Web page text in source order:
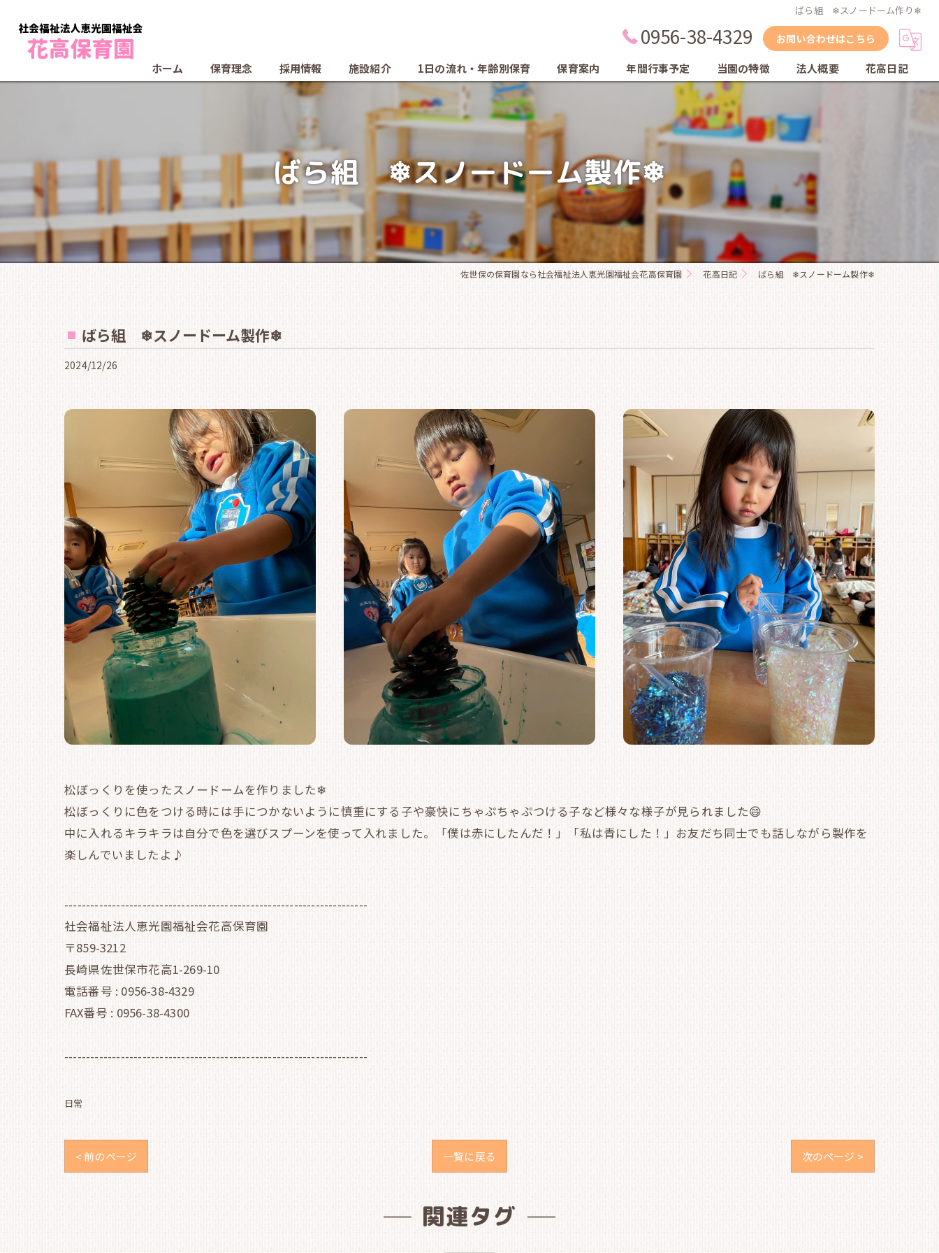
ばら組 ❄スノードーム作り❄
0956-38-4329 お問い合わせはこちら
ホーム 保育理念 採用情報 施設紹介 1日の流れ・年齢別保育 保育案内 年間行事予定 当園の特徴
縦割り保育
体育教室
英会話教室
乾布摩擦
法人概要 花高日記
ばら組 ❄スノードーム製作❄
佐世保の保育園なら社会福祉法人恵光園福祉会花高保育園 花高日記 ばら組 ❄スノードーム製作❄
ばら組 ❄スノードーム製作❄
2024/12/26
松ぼっくりを使ったスノードームを作りました❄
松ぼっくりに色をつける時には手につかないように慎重にする子や豪快にちゃぷちゃぷつける子など様々な様子が見られました😄
中に入れるキラキラは自分で色を選びスプーンを使って入れました。「僕は赤にしたんだ！」「私は青にした！」お友だち同士でも話しながら製作を
楽しんでいましたよ♪
----------------------------------------------------------------------
社会福祉法人恵光園福祉会花高保育園
〒859-3212
長崎県佐世保市花高1-269-10
電話番号 : 0956-38-4329
FAX番号 : 0956-38-4300
----------------------------------------------------------------------
日常
< 前のページ 一覧に戻る 次のページ >
関連タグ